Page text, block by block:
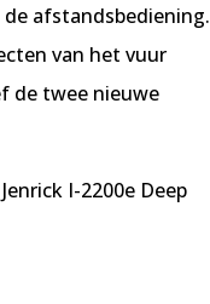
afstandsbediening.
van het vuur
de twee nieuwe
I-2200e Deep